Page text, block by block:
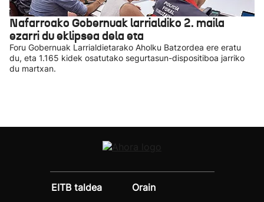
Nafarroako Gobernuak larrialdiko 2. maila
ezarri du eklipsea dela eta
Foru Gobernuak Larrialdietarako Aholku Batzordea ere eratu
du, eta 1.165 kidek osatutako segurtasun-dispositiboa jarriko
du martxan.
EITB taldea
Orain